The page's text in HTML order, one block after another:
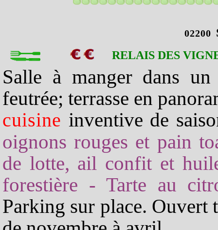
02200
RELAIS DES
Salle à manger dans
feutrée; terrasse en
cuisine inventive de
oignons rouges et pain
de lotte, ail confit et
forestière - Tarte au
Parking sur place. Ouvert